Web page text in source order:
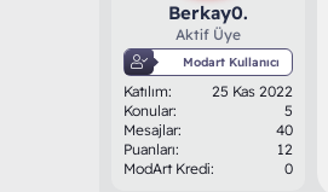
Berkay0.
Aktif Üye
Modart Kullanıcı
Katılım
25 Kas 2022
Konular
5
Mesajlar
40
Puanları
12
ModArt Kredi
0